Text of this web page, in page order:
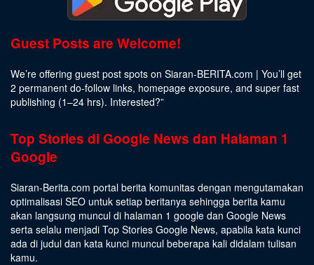
Guest Posts are Welcome!
We’re offering guest post spots on Siaran-BERITA.com | You’ll get
2 permanent do-follow links, homepage exposure, and super fast
publishing (1–24 hrs). Interested?”
Top Stories di Google News dan Halaman 1
Google
Siaran-Berita.com portal berita komunitas dengan mengutamakan
optimalisasi SEO untuk setiap beritanya sehingga berita kamu
akan langsung muncul di halaman 1 google dan Google News
serta selalu menjadi Top Stories Google News, apabila kata kunci
ada di judul dan kata kunci muncul beberapa kali didalam tulisan
kamu.